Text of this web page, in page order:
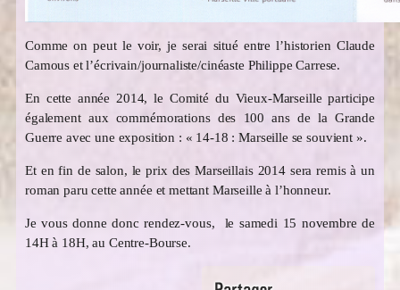
Comme on peut le voir, je serai situé entre l’historien Claude
Camous et l’écrivain/journaliste/cinéaste Philippe Carrese.
En cette année 2014, le Comité du Vieux-Marseille participe
également aux commémorations des 100 ans de la Grande
Guerre avec une exposition : « 14-18 : Marseille se souvient ».
Et en fin de salon, le prix des Marseillais 2014 sera remis à un
roman paru cette année et mettant Marseille à l’honneur.
Je vous donne donc rendez-vous, le samedi 15 novembre de
14H à 18H, au Centre-Bourse.